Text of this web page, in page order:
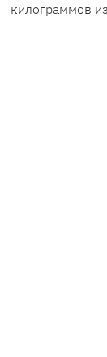
килограммов